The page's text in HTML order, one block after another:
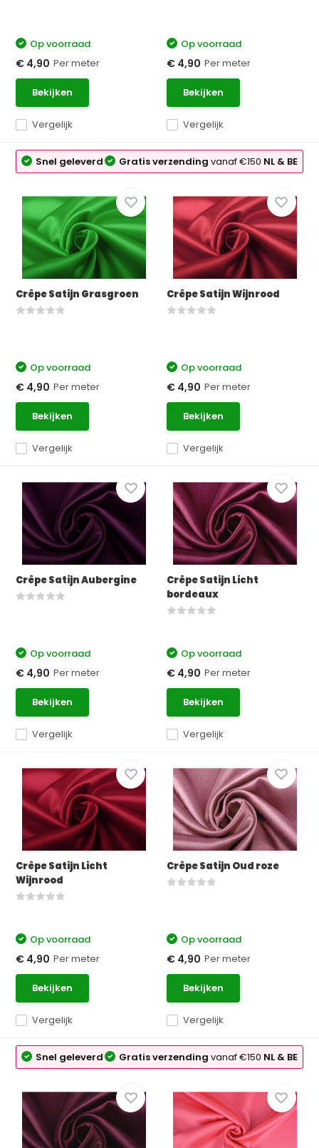
Vergelijk
Op voorraad
€ 4,90 Per meter
Bekijken
Vergelijk
Op voorraad
€ 4,90 Per meter
Bekijken
Snel geleverd Gratis verzendingvanaf €150 NL & BE
Crêpe Satijn Grasgroen
Vergelijk
Op voorraad
€ 4,90 Per meter
Bekijken
Crêpe Satijn Wijnrood
Vergelijk
Op voorraad
€ 4,90 Per meter
Bekijken
Crêpe Satijn Aubergine
Vergelijk
Op voorraad
€ 4,90 Per meter
Bekijken
Crêpe Satijn Licht
bordeaux
Vergelijk
Op voorraad
€ 4,90 Per meter
Bekijken
Crêpe Satijn Licht
Wijnrood
Vergelijk
Op voorraad
€ 4,90 Per meter
Bekijken
Crêpe Satijn Oud roze
Vergelijk
Op voorraad
€ 4,90 Per meter
Bekijken
Snel geleverd Gratis verzendingvanaf €150 NL & BE